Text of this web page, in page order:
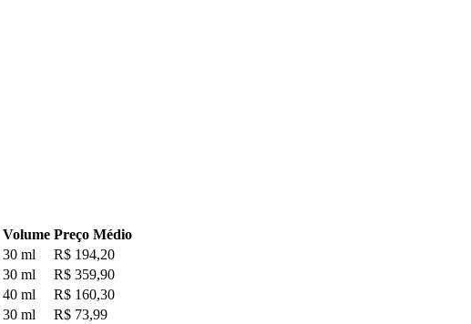
Volume Preço Médio
30 ml
R$ 194,20
30 ml
R$ 359,90
40 ml
R$ 160,30
30 ml
R$ 73,99